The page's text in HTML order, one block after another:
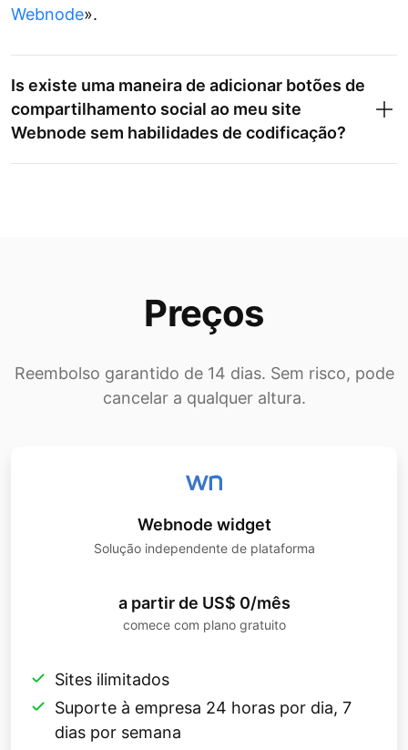
Webnode».
Is existe uma maneira de adicionar botões de
compartilhamento social ao meu site
Webnode sem habilidades de codificação?
Preços
Reembolso garantido de 14 dias. Sem risco, pode
cancelar a qualquer altura.
Webnode widget
Solução independente de plataforma
a partir de US$ 0/mês
comece com plano gratuito
Sites ilimitados
Suporte à empresa 24 horas por dia, 7
dias por semana